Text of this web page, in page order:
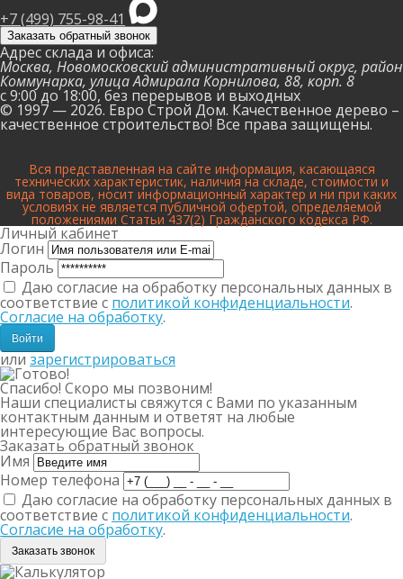
+7 (499) 755-98-41
Заказать обратный звонок
Адрес склада и офиса:
Москва, Новомосковский административный округ, район
Коммунарка, улица Адмирала Корнилова, 88, корп. 8
с 9:00 до 18:00, без перерывов и выходных
© 1997 — 2026. Евро Строй Дом. Качественное дерево –
качественное строительство! Все права защищены.
Вся представленная на сайте информация, касающаяся
технических характеристик, наличия на складе, стоимости и
вида товаров, носит информационный характер и ни при каких
условиях не является публичной офертой, определяемой
положениями Статьи 437(2) Гражданского кодекса РФ.
Личный кабинет
Логин
Пароль
Даю согласие на обработку персональных данных в
соответствие с политикой конфиденциальности.
Согласие на обработку.
или зарегистрироваться
Спасибо! Скоро мы позвоним!
Наши специалисты свяжутся с Вами по указанным
контактным данным и ответят на любые
интересующие Вас вопросы.
Заказать обратный звонок
Имя
Номер телефона
Даю согласие на обработку персональных данных в
соответствие с политикой конфиденциальности.
Согласие на обработку.
Заказать звонок